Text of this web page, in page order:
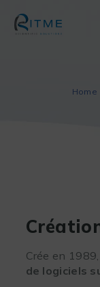
content
Home
Crée en
de logiciels